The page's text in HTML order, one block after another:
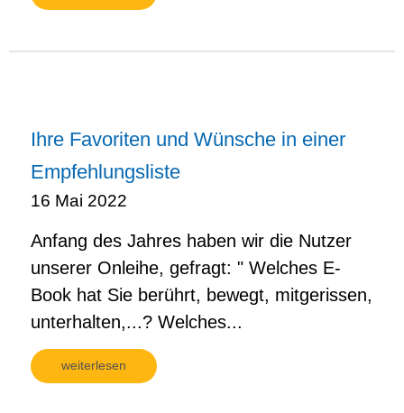
Ihre Favoriten und Wünsche in einer
Empfehlungsliste
16 Mai 2022
Anfang des Jahres haben wir die Nutzer
unserer Onleihe, gefragt: " Welches E-
Book hat Sie berührt, bewegt, mitgerissen,
unterhalten,...? Welches...
weiterlesen